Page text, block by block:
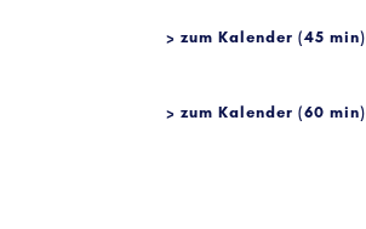
> zum Kalender (45 min)
> zum Kalender (60 min)